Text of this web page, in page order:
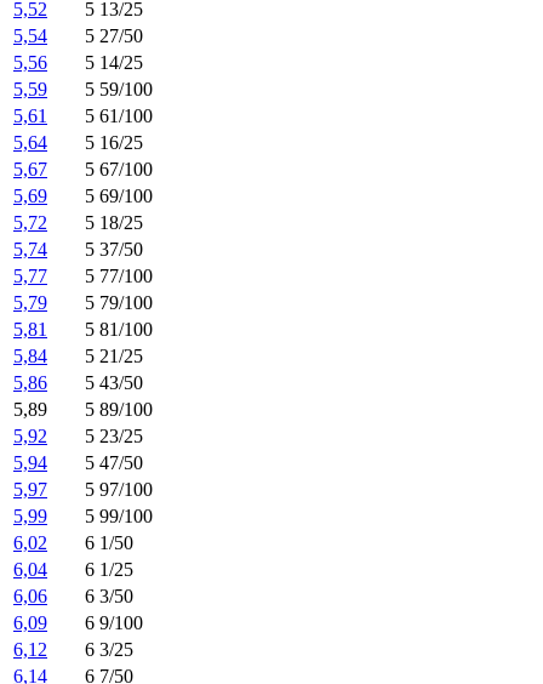
5,52
5 13/25
5,54
5 27/50
5,56
5 14/25
5,59
5 59/100
5,61
5 61/100
5,64
5 16/25
5,67
5 67/100
5,69
5 69/100
5,72
5 18/25
5,74
5 37/50
5,77
5 77/100
5,79
5 79/100
5,81
5 81/100
5,84
5 21/25
5,86
5 43/50
5,89
5 89/100
5,92
5 23/25
5,94
5 47/50
5,97
5 97/100
5,99
5 99/100
6,02
6 1/50
6,04
6 1/25
6,06
6 3/50
6,09
6 9/100
6,12
6 3/25
6,14
6 7/50